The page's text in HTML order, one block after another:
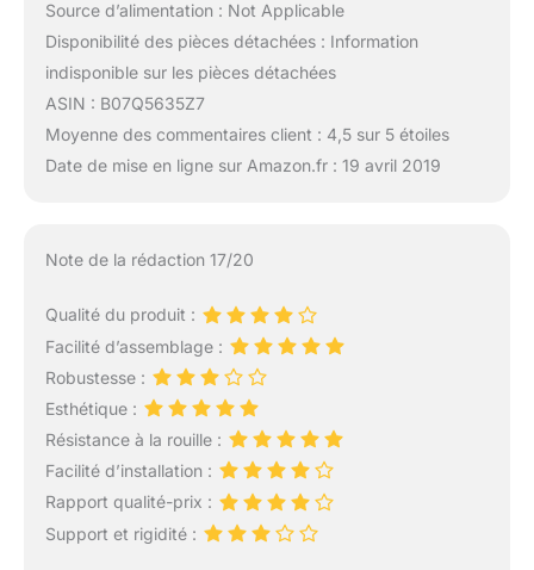
Source d’alimentation : Not Applicable
Disponibilité des pièces détachées : Information
indisponible sur les pièces détachées
ASIN : B07Q5635Z7
Moyenne des commentaires client : 4,5 sur 5 étoiles
Date de mise en ligne sur Amazon.fr : 19 avril 2019
Note de la rédaction 17/20
Qualité du produit :
Facilité d’assemblage :
Robustesse :
Esthétique :
Résistance à la rouille :
Facilité d’installation :
Rapport qualité-prix :
Support et rigidité :